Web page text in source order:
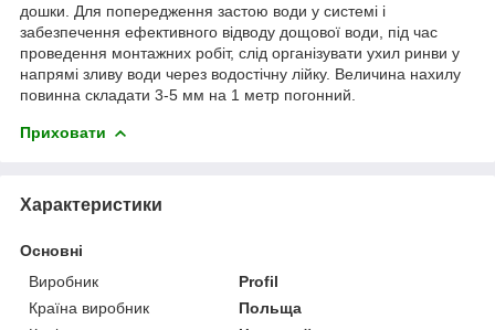
дошки. Для попередження застою води у системі і
забезпечення ефективного відводу дощової води, під час
проведення монтажних робіт, слід організувати ухил ринви у
напрямі зливу води через водостічну лійку. Величина нахилу
повинна складати 3-5 мм на 1 метр погонний.
Приховати
Характеристики
Основні
Виробник
Profil
Країна виробник
Польща